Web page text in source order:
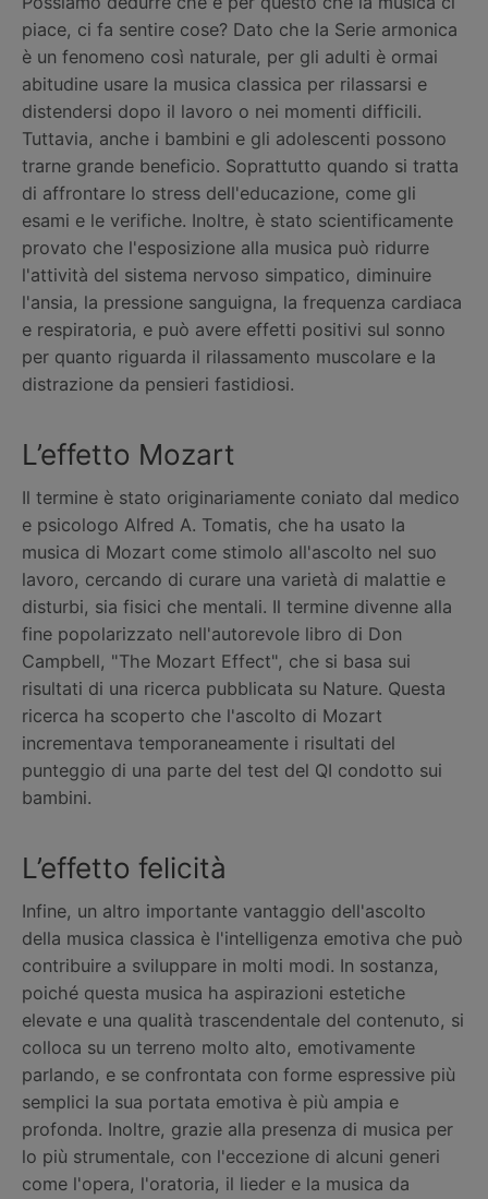
piace, ci fa sentire cose? Dato che la Serie armonica
è un fenomeno così naturale, per gli adulti è ormai
abitudine usare la musica classica per rilassarsi e
distendersi dopo il lavoro o nei momenti difficili.
Tuttavia, anche i bambini e gli adolescenti possono
trarne grande beneficio. Soprattutto quando si tratta
di affrontare lo stress dell'educazione, come gli
esami e le verifiche. Inoltre, è stato scientificamente
provato che l'esposizione alla musica può ridurre
l'attività del sistema nervoso simpatico, diminuire
l'ansia, la pressione sanguigna, la frequenza cardiaca
e respiratoria, e può avere effetti positivi sul sonno
per quanto riguarda il rilassamento muscolare e la
distrazione da pensieri fastidiosi.
L’effetto Mozart
Il termine è stato originariamente coniato dal medico
e psicologo Alfred A. Tomatis, che ha usato la
musica di Mozart come stimolo all'ascolto nel suo
lavoro, cercando di curare una varietà di malattie e
disturbi, sia fisici che mentali. Il termine divenne alla
fine popolarizzato nell'autorevole libro di Don
Campbell, "The Mozart Effect", che si basa sui
risultati di una ricerca pubblicata su Nature. Questa
ricerca ha scoperto che l'ascolto di Mozart
incrementava temporaneamente i risultati del
punteggio di una parte del test del QI condotto sui
bambini.
L’effetto felicità
Infine, un altro importante vantaggio dell'ascolto
della musica classica è l'intelligenza emotiva che può
contribuire a sviluppare in molti modi. In sostanza,
poiché questa musica ha aspirazioni estetiche
elevate e una qualità trascendentale del contenuto, si
colloca su un terreno molto alto, emotivamente
parlando, e se confrontata con forme espressive più
semplici la sua portata emotiva è più ampia e
profonda. Inoltre, grazie alla presenza di musica per
lo più strumentale, con l'eccezione di alcuni generi
come l'opera, l'oratoria, il lieder e la musica da